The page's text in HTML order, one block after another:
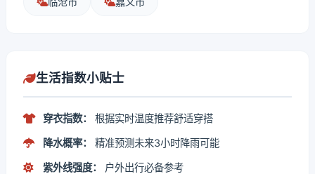
生活指数小贴士
穿衣指数： 根据实时温度推荐舒适穿搭
降水概率： 精准预测未来3小时降雨可能
紫外线强度： 户外出行必备参考